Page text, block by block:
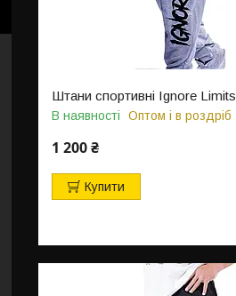
Штани спортивні Ignore Limits
В наявності Оптом і в роздріб
1 200 ₴
Купити